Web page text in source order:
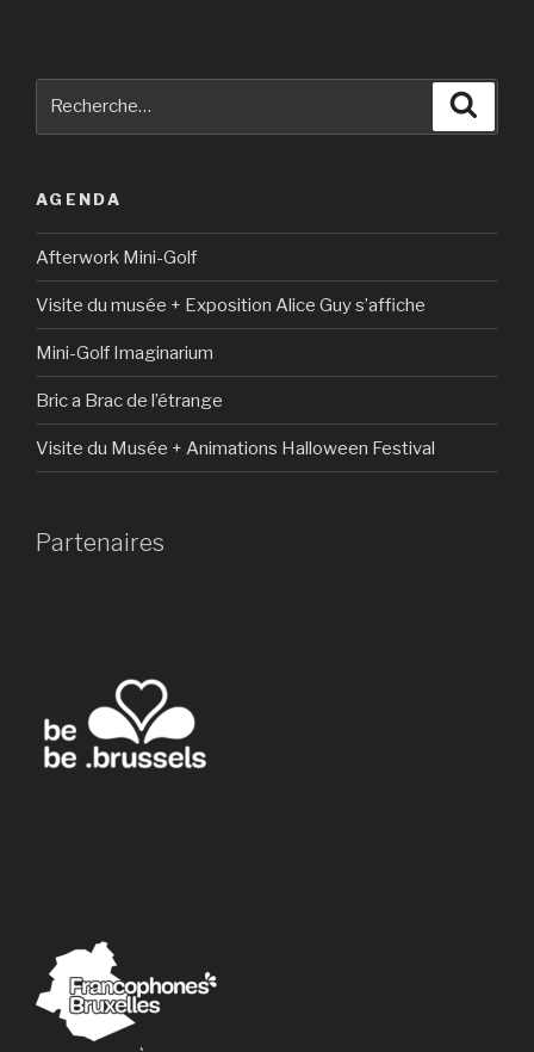
AGENDA
Afterwork Mini-Golf
Visite du musée + Exposition Alice Guy s’affiche
Mini-Golf Imaginarium
Bric a Brac de l’étrange
Visite du Musée + Animations Halloween Festival
Partenaires